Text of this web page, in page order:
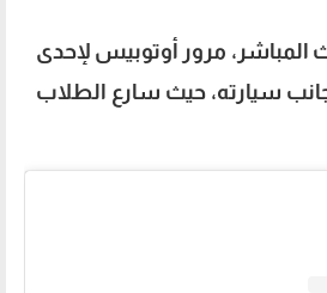
المباشر، مرور أوتوبيس لإحدى
سيارته، حيث سارع الطلاب